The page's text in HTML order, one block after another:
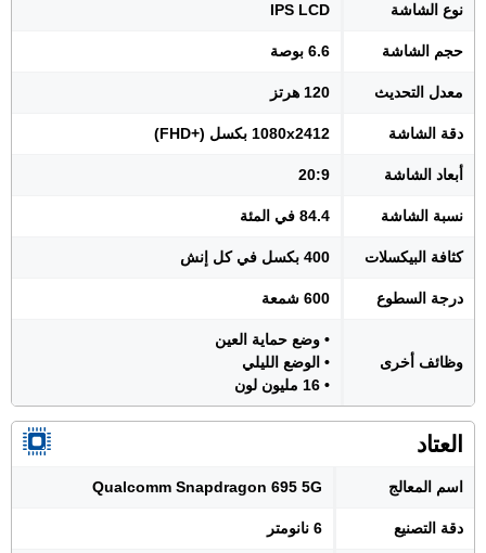
نوع الشاشة IPS LCD
حجم الشاشة 6.6 بوصة
معدل التحديث 120 هرتز
دقة الشاشة 1080x2412 بكسل (+FHD)
أبعاد الشاشة 20:9
نسبة الشاشة 84.4 في المئة
كثافة البيكسلات 400 بكسل في كل إنش
درجة السطوع 600 شمعة
وظائف أخرى
• وضع حماية العين
• الوضع الليلي
• 16 مليون لون
العتاد
اسم المعالج Qualcomm Snapdragon 695 5G
دقة التصنيع 6 نانومتر